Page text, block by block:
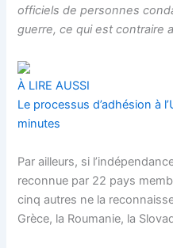
officiels de personnes
guerre, ce qui est contraire
À LIRE AUSSI
Le processus d’adhésion à
minutes
Par ailleurs, si
reconnue par 22 pays
cinq autres ne la
Grèce, la Roumanie, la